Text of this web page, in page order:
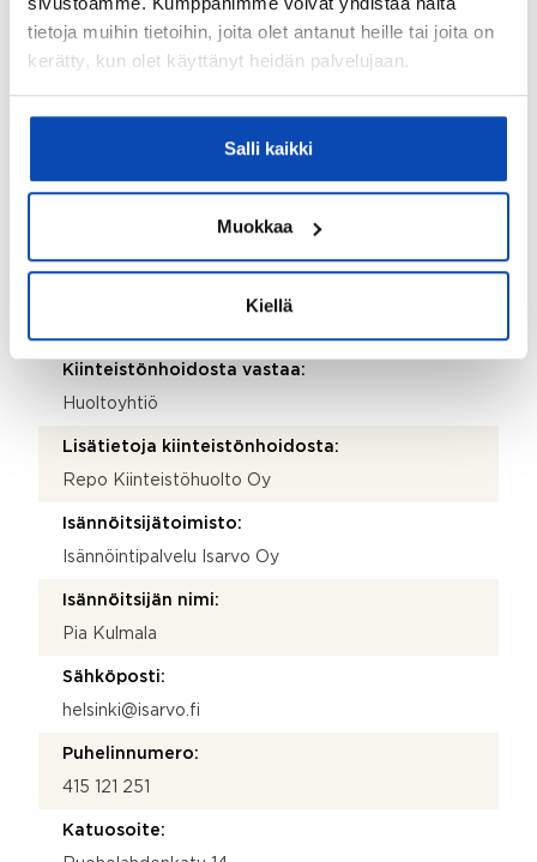
tietoja muihin tietoihin, joita olet antanut heille tai joita on
kerätty, kun olet käyttänyt heidän palvelujaan.
Salli kaikki
Muokkaa
Kiellä
Ei
Taloyhtiön Y-tunnus:
Kiinteistönhoidosta vastaa:
Huoltoyhtiö
Lisätietoja kiinteistönhoidosta:
Repo Kiinteistöhuolto Oy
Isännöitsijätoimisto:
Isännöintipalvelu Isarvo Oy
Isännöitsijän nimi:
Pia Kulmala
Sähköposti:
helsinki@isarvo.fi
Puhelinnumero:
415 121 251
Katuosoite: